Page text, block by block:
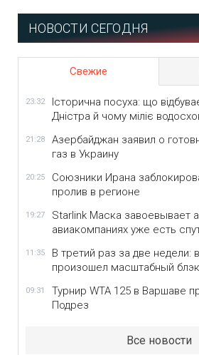
НОВОСТИ СЕГОДНЯ
Свежие
23:32
Історична посуха: що
Дністра й чому міліє
21:28
Азербайджан заявил о
газ в Украину
20:25
Союзники Ирана
пролив в регионе
19:27
Starlink Маска завоевывает
авиакомпаниях уже есть
11:35
В третий раз за две недели:
произошел масштабный
09:31
Турнир WTA 125 в Варшаве
Подрез
Все новости